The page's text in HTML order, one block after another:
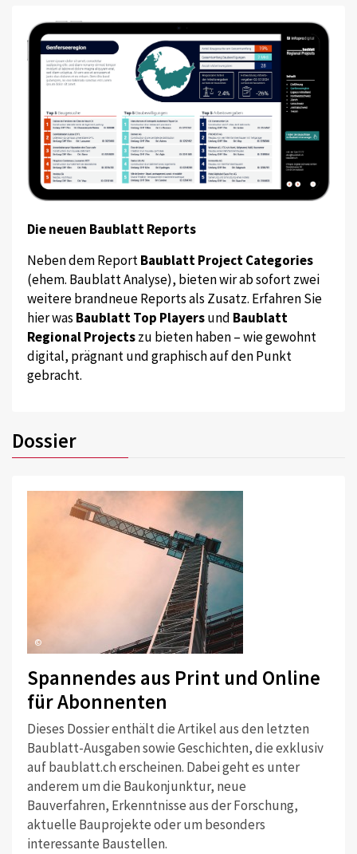
Die neuen Baublatt Reports
Neben dem ReportBaublatt Project Categories
(ehem. Baublatt Analyse), bieten wir ab sofort zwei
weitere brandneue Reports als Zusatz. Erfahren Sie
hier was Baublatt Top Playersund Baublatt
Regional Projectszu bieten haben – wie gewohnt
digital, prägnant und graphisch auf den Punkt
gebracht.
Dossier
©
Spannendes aus Print und Online
für Abonnenten
Dieses Dossier enthält die Artikel aus den letzten
Baublatt-Ausgaben sowie Geschichten, die exklusiv
auf baublatt.ch erscheinen. Dabei geht es unter
anderem um die Baukonjunktur, neue
Bauverfahren, Erkenntnisse aus der Forschung,
aktuelle Bauprojekte oder um besonders
interessante Baustellen.